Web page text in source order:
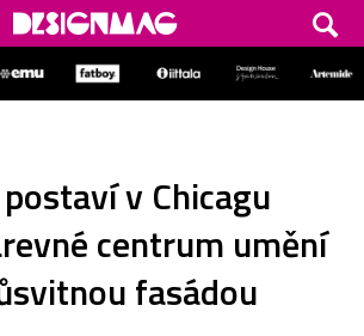
v Chicagu
centrum umění
fasádou